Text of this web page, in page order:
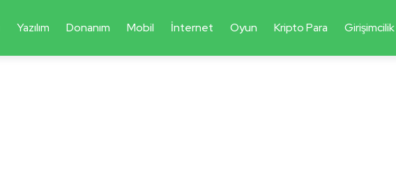
Yazılım Donanım Mobil İnternet Oyun Kripto Para Girişimcilik